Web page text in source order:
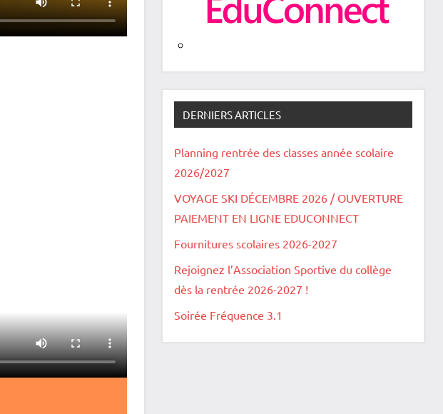
DERNIERS ARTICLES
Planning rentrée des classes année scolaire
2026/2027
VOYAGE SKI DÉCEMBRE 2026 / OUVERTURE
PAIEMENT EN LIGNE EDUCONNECT
Fournitures scolaires 2026-2027
Rejoignez l’Association Sportive du collège
dès la rentrée 2026-2027 !
Soirée Fréquence 3.1